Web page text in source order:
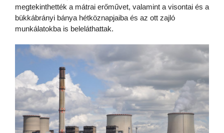
megtekinthették a mátrai erőművet, valamint a visontai és a
bükkábrányi bánya hétköznapjaiba és az ott zajló
munkálatokba is beleláthattak.